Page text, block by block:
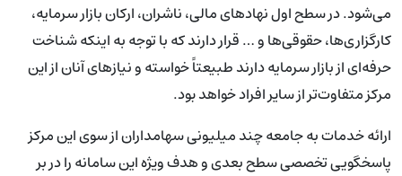
می‌شود. در سطح اول نهادهای مالی، ناشران، ارکان بازار سرمایه،
کارگزاری‌ها، حقوقی‌ها و … قرار دارند که با توجه به اینکه شناخت
حرفه‌ای از بازار سرمایه دارند طبیعتاً خواسته و نیازهای آنان از این
مرکز متفاوت‌تر از سایر افراد خواهد بود.
ارائه خدمات به جامعه چند میلیونی سهامداران از سوی این مرکز
پاسخگویی تخصصی سطح بعدی و هدف ویژه این سامانه را در بر